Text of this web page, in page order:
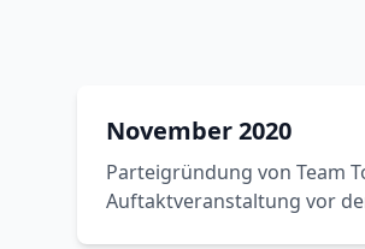
November 2020
Parteigründung von Team
Auftaktveranstaltung vor